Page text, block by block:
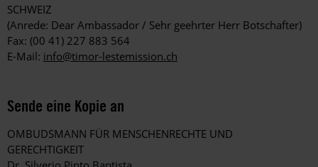
SCHWEIZ
(Anrede: Dear Ambassador / Sehr geehrter Herr Botschafter)
Fax: (00 41) 227 883 564
E-Mail: info@timor-lestemission.ch
Sende eine Kopie an
OMBUDSMANN FÜR MENSCHENRECHTE UND
GERECHTIGKEIT